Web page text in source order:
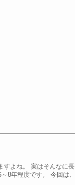
すよね。 実はそんなに長
8年程度です。 今回は、